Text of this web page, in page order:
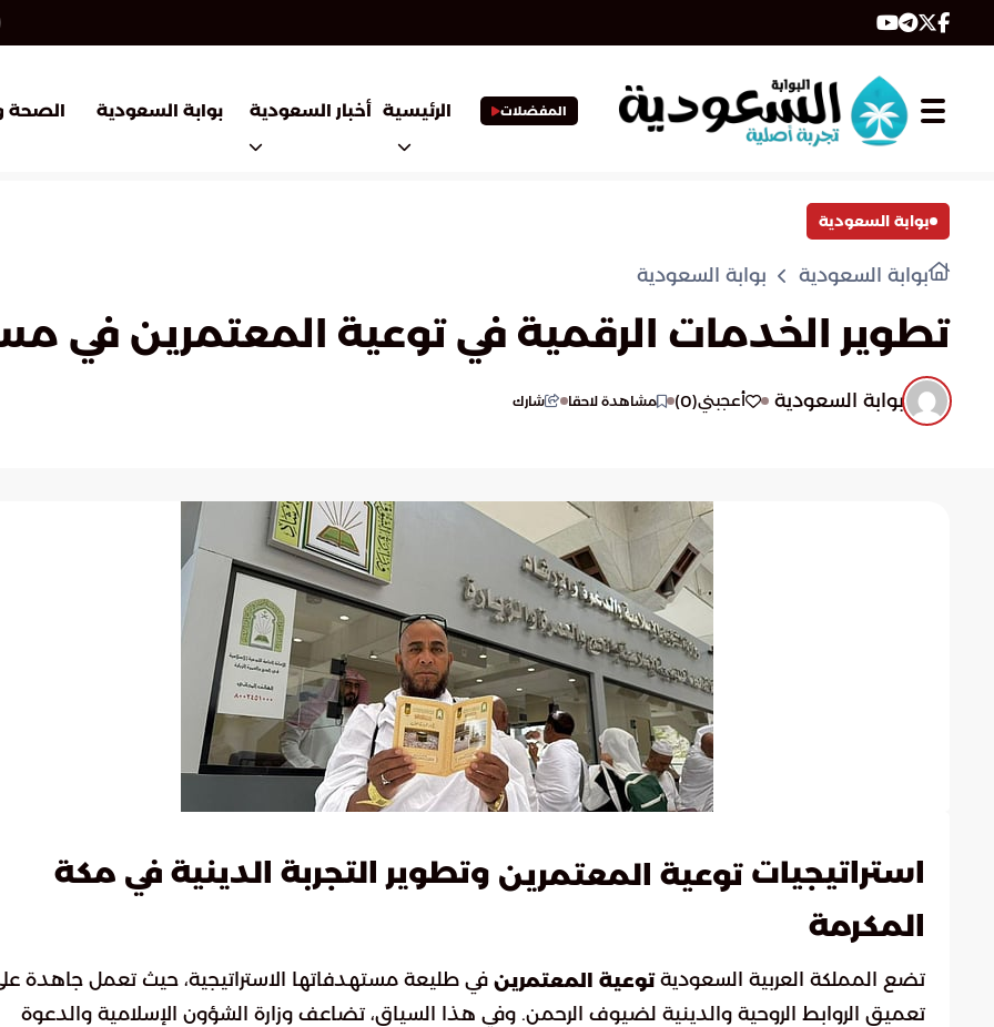
المفضلات الرئيسية أخبار السعودية بوابة السعودية الصحة
بوابة السعودية
بوابة السعودية بوابة السعودية
تطوير الخدمات الرقمية في توعية المعتمرين في
بوابة السعودية أعجبني(
0
) مشاهدة لاحقا شارك
استراتيجيات توعية المعتمرين وتطوير التجربة الدينية في مكة
المكرمة
تضع المملكة العربية السعوديةتوعية المعتمرين في طليعة مستهدفاتها الاستراتيجية، حيث تعمل جاهدة
تعميق الروابط الروحية والدينية لضيوف الرحمن. وفي هذا السياق، تضاعف وزارة الشؤون الإسلامية والدعوة